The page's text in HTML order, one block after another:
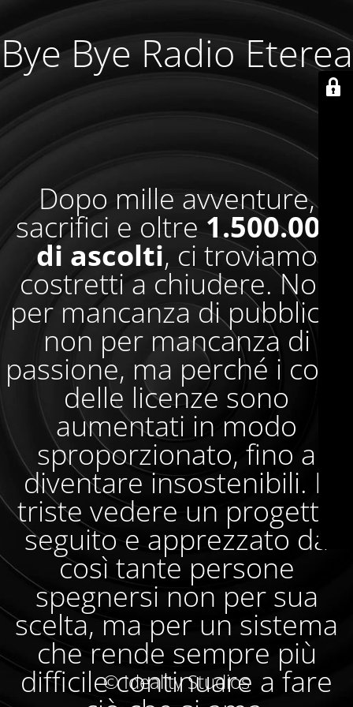
Bye Bye Radio Eterea
Dopo mille avventure,
sacrifici e oltre1.500.000
di ascolti, ci troviamo
costretti a chiudere. Non
per mancanza di pubblico,
non per mancanza di
passione, ma perché i costi
delle licenze sono
aumentati in modo
sproporzionato, fino a
diventare insostenibili. È
triste vedere un progetto
seguito e apprezzato da
così tante persone
spegnersi non per sua
scelta, ma per un sistema
che rende sempre più
difficile continuare a fare
© Ideality Studios